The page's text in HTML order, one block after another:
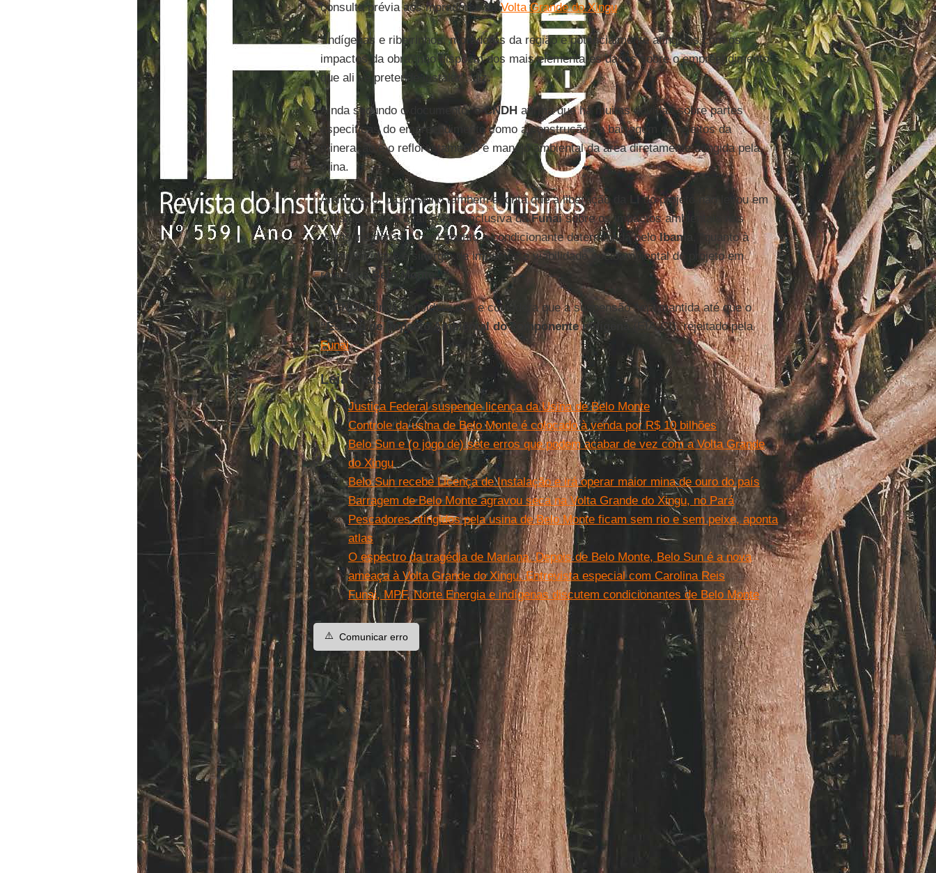
consulta prévia aos moradores daVolta Grande do Xingu.
“Indígenas e ribeirinhos, moradores da região e potencialmente atingidos com os
impactos da obra, não dispõem dos mais elementares dados sobre o empreendimento
que ali se pretende instalar”, diz.
Ainda segundo o documento, oCNDHafirma que há muitas dúvidas sobre partes
especificas do empreendimento como a construção da barragem de rejeitos da
mineração e o reflorestamento e manejo ambiental da área diretamente atingida pela
mina.
Além disso, o Conselho também aponta que a liberação da
do projeto não levou em
consideração a avaliação conclusiva daFunaisobre os impactos ambientais nas
terras indígenas e nem quanto a condicionante determinada peloIbama
, “quanto à
cumulatividade e sinergia de impactos e viabilidade socioambiental do projeto em
relação àBelo Monte”.
OCNDHainda considera que e considera que a suspensão seja mantida até que o
“Estudo de Impacto Ambiental do componente indígena
(EIA-CI), rejeitado pela
Funai.
Leia mais
Justiça Federal suspende licença da Usina de Belo Monte
Controle da usina de Belo Monte é colocado à venda por R$ 10 bilhões
Belo Sun e (o jogo de) sete erros que podem acabar de vez com a Volta Grande
do Xingu
Belo Sun recebe Licença de Instalação e irá operar maior mina de ouro do país
Barragem de Belo Monte agravou seca na Volta Grande do Xingu, no Pará
Pescadores atingidos pela usina de Belo Monte ficam sem rio e sem peixe, aponta
atlas
O espectro da tragédia de Mariana. Depois de Belo Monte, Belo Sun é a nova
ameaça à Volta Grande do Xingu. Entrevista especial com Carolina Reis
Funai, MPF, Norte Energia e indígenas discutem condicionantes de Belo Monte
⚠️ Comunicar erro